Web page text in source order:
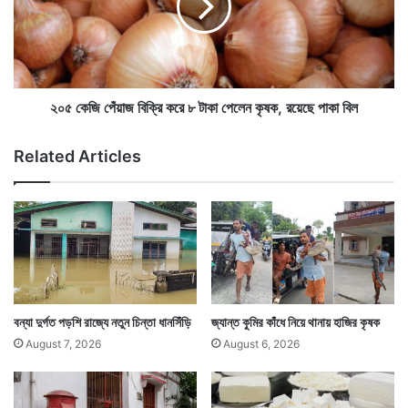
এই উলটপুরাণের সাক্ষী হয়েছেন উত্তরপ্রদেশের মুজফ্ফরনগরের
যে হতে পারে তা অনেকেই কল্পনা করতে পারেননি।
কো
ন
ও
প্রা
ণি
জি
পেঁ
য়া
জ
বি
৮
টা
কা
পে
লে
ন
ষ
ক
,
য়ে
২০৫ কেজি পেঁয়াজ বিক্রি করে ৮ টাকা পেলেন কৃষক, রয়েছে পাকা বিল
Related Articles
বন্যা দুর্গত পড়শি রাজ্যে নতুন চিন্তা ধানসিঁড়ি
August 7, 2026
জ্যান্ত কুমির কাঁধে নিয়ে থানায় হাজির কৃষক
August 6, 2026